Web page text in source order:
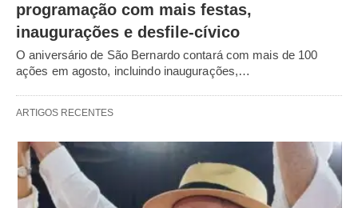
programação com mais festas,
inaugurações e desfile-cívico
O aniversário de São Bernardo contará com mais de 100
ações em agosto, incluindo inaugurações,…
ARTIGOS RECENTES